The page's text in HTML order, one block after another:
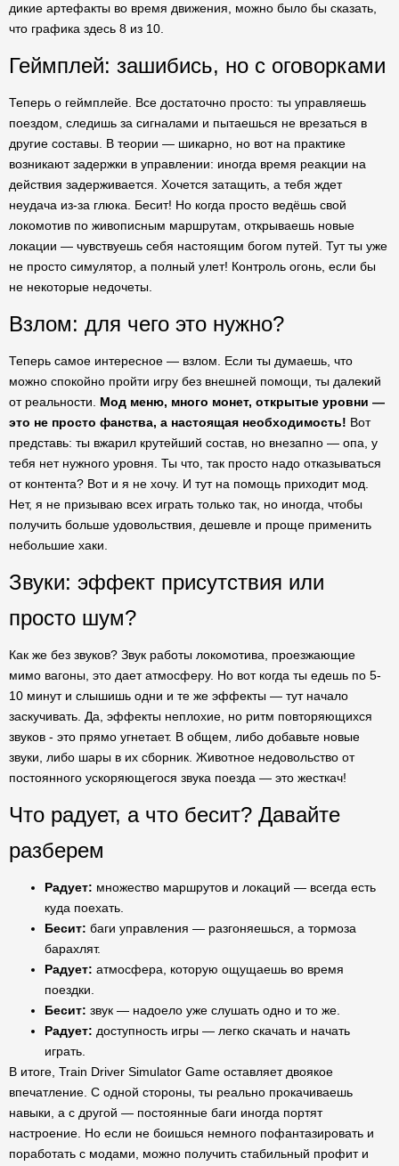
дикие артефакты во время движения, можно было бы сказать,
что графика здесь 8 из 10.
Геймплей: зашибись, но с оговорками
Теперь о геймплейе. Все достаточно просто: ты управляешь
поездом, следишь за сигналами и пытаешься не врезаться в
другие составы. В теории — шикарно, но вот на практике
возникают задержки в управлении: иногда время реакции на
действия задерживается. Хочется затащить, а тебя ждет
неудача из-за глюка. Бесит! Но когда просто ведёшь свой
локомотив по живописным маршрутам, открываешь новые
локации — чувствуешь себя настоящим богом путей. Тут ты уже
не просто симулятор, а полный улет! Контроль огонь, если бы
не некоторые недочеты.
Взлом: для чего это нужно?
Теперь самое интересное — взлом. Если ты думаешь, что
можно спокойно пройти игру без внешней помощи, ты далекий
от реальности. Мод меню, много монет, открытые уровни —
это не просто фанства, а настоящая необходимость! Вот
представь: ты вжарил крутейший состав, но внезапно — опа, у
тебя нет нужного уровня. Ты что, так просто надо отказываться
от контента? Вот и я не хочу. И тут на помощь приходит мод.
Нет, я не призываю всех играть только так, но иногда, чтобы
получить больше удовольствия, дешевле и проще применить
небольшие хаки.
Звуки: эффект присутствия или
просто шум?
Как же без звуков? Звук работы локомотива, проезжающие
мимо вагоны, это дает атмосферу. Но вот когда ты едешь по 5-
10 минут и слышишь одни и те же эффекты — тут начало
заскучивать. Да, эффекты неплохие, но ритм повторяющихся
звуков - это прямо угнетает. В общем, либо добавьте новые
звуки, либо шары в их сборник. Животное недовольство от
постоянного ускоряющегося звука поезда — это жесткач!
Что радует, а что бесит? Давайте
разберем
Радует: множество маршрутов и локаций — всегда есть
куда поехать.
Бесит: баги управления — разгоняешься, а тормоза
барахлят.
Радует: атмосфера, которую ощущаешь во время
поездки.
Бесит: звук — надоело уже слушать одно и то же.
Радует: доступность игры — легко скачать и начать
играть.
В итоге, Train Driver Simulator Game оставляет двоякое
впечатление. С одной стороны, ты реально прокачиваешь
навыки, а с другой — постоянные баги иногда портят
настроение. Но если не боишься немного пофантазировать и
поработать с модами, можно получить стабильный профит и